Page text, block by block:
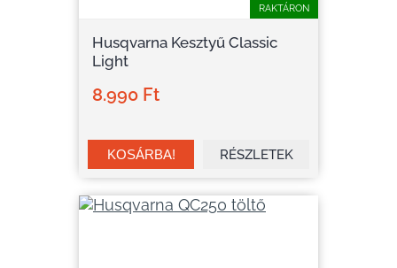
RAKTÁRON
Husqvarna Kesztyű Classic
Light
8.990 Ft
RÉSZLETEK